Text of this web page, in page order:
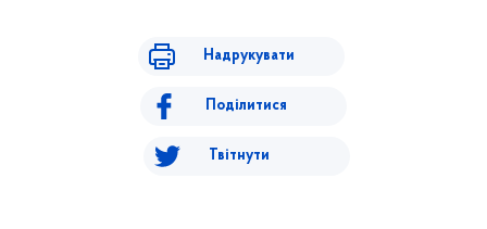
Надрукувати
Поділитися
Твітнути